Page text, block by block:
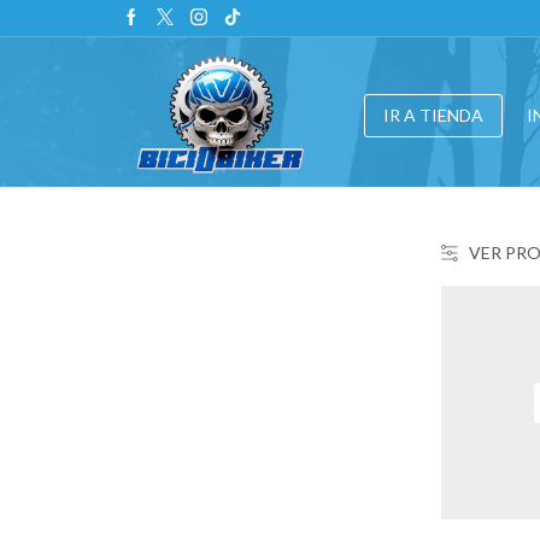
IR A TIENDA
VER